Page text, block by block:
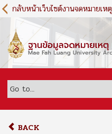
S
k
m
c
กลับหน้าเว็บไซต์งานจดหมายเหตุ
BACK